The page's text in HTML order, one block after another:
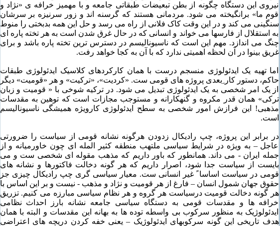
نیروی این دستگاه چگونه از بطن تبعیضات طبقاتی جامعه و با مهمیز خرافه ی «نژاد و
قوم ما» برانگیخته می شود. مردمانی هستند که گرسنه اند و زور سرنیزه بر سرشان
سنگینی می کند و در این وقت کاک فلانی از راه می رسد و حل این همه بدبختی را منوط
به استقلال از فارسها می خواند و انسانی که در حال غرق شدن است به هر تخته پاره ای
چنگ می اندازد. مهم این است که ناسیونالیسم در دسترس ترین تخته پاره باشد و برای
غریق بینوا در آن لحظه اهمیتی ندارد که با آن به کجا خواهد رفت.
اما تهیه یک ایدئولوژی منسجم درست با همان کارکردهای کلاسیک ایدئولوژی طبقات
حاکم، دستور کار ِبعدی پروژه های قومی ست. «کردیت»، «ترکیت» و هر «قومیت» دیگر
از یک امر شخصی به یک ایدئولوژی تبدیل می شود. در ترکیه شوخی با « قومیت و زبان
ترکی» همان قدر مکروه و گنهکارانه و مستوجب مجازات است که توهین به مقدسات
مذهبی! این فرازش امور شخصی به سطح ایدئولوژی کارویژه همیشگی ناسیونالیسم
است.
در برابر این پروژه، چپ رادیکال زدودن هرگونه نشانه قومی از سیاست را ضرورتی
عاجل – به ویژه در شرایط سیاسی ملتهب منطقه کثیر المله ای چون خاورمیانه و از
جمله ایران - می داند. همانطور که باور داریم که مذهب مقوله ای شخصی ست و می
بایست از سیاست جدا شود، اصرار داریم که هر گونه دخالت فاکتورها و نشانه های
قومی در سیاست اساسا ً غیر انسانی ست. معیار سیاسی گری چپ رادیکال چیزی جز
حقوق جهان شمول انسان – فارغ از هر قومیت و نژاد و مذهب - نیست و بر این اساس با
هر گونه دخالت قومیت درسیاست هر گروه و هر نظام سیاسی مبارزه می کنیم. تزریق
خرافه ها و مقدسات قومی به دستگاه سیاسی جامعه نشانه بارز احداث نظامی
ایدئولوژیک به منظور سرکوب بی واسطه توده ها به بهانه این مقدسات و البته با همان
هدف تاریخی این گونه سرکوبهای ایدئولوژیک – یعنی خفه کردن دریچه های اعتراضی